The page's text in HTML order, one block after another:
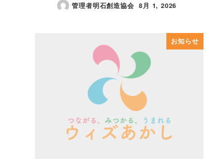
管理者明石創造協会
投稿日
8月 1, 2026
お知らせ